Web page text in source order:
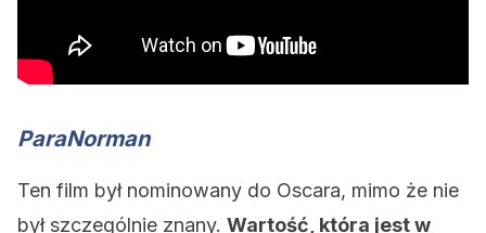
ParaNorman
Ten film był nominowany do Oscara, mimo że nie
był szczególnie znany. Wartość, która jest w